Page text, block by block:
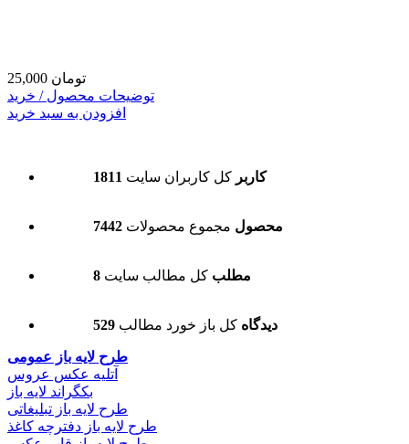
25,000 تومان
توضیحات محصول / خرید
افزودن به سبد خرید
1811 کاربر کل کاربران سایت
7442 محصول مجموع محصولات
8 مطلب کل مطالب سایت
529 دیدگاه کل باز خورد مطالب
طرح لایه باز عمومی
آتلیه عکس عروس
بکگراند لایه باز
طرح لایه باز تبلیغاتی
طرح لایه باز دفترچه کاغذ